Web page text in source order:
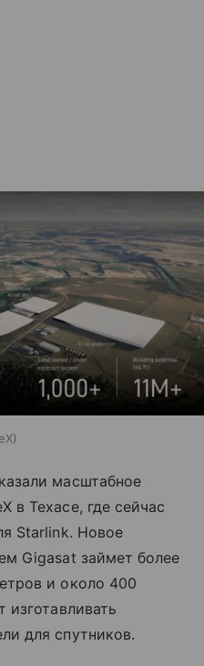
масштабное
в Техасе, где сейчас
Starlink. Новое
Gigasat займет более
и около 400
изготавливать
для спутников.